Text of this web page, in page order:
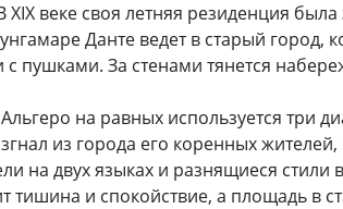
веке своя летняя резиденция
Данте ведет в старый
пушками. За стенами тянется
на равных используется три
из города его коренных
на двух языках и разнящиеся стили
и спокойствие, а площадь в